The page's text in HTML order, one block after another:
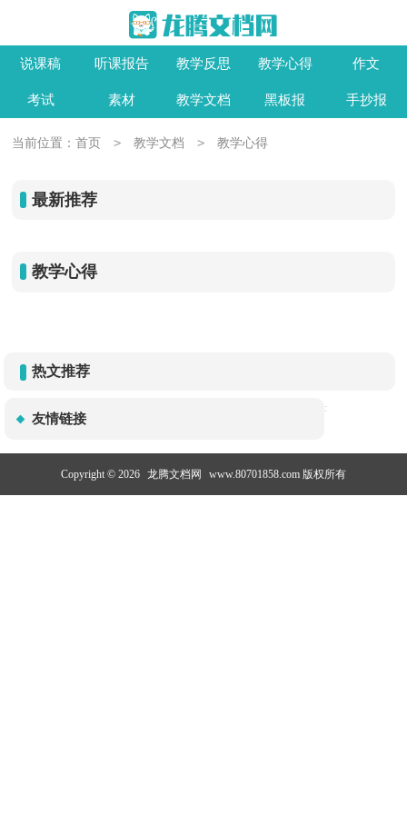
说课稿 听课报告 教学反思 教学心得 作文
考试 素材 教学文档 黑板报 手抄报
当前位置：首页 > 教学文档 > 教学心得
最新推荐
教学心得
热文推荐
友情链接
:
Copyright © 2026 龙腾文档网 www.80701858.com 版权所有